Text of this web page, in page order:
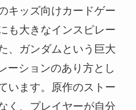
キッズ向けカードゲー
も大きなインスピレー
、ガンダムという巨大
ーションのあり方とし
います。原作のストー
く、プレイヤーが自分